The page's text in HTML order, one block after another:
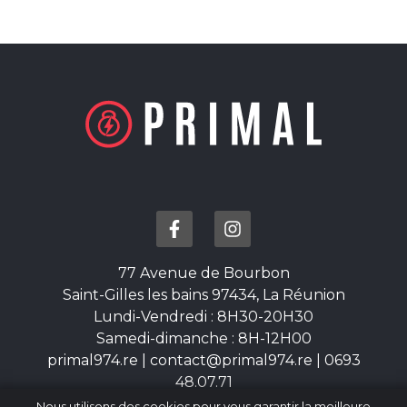
77 Avenue de Bourbon
Saint-Gilles les bains 97434, La Réunion
Lundi-Vendredi : 8H30-20H30
Samedi-dimanche : 8H-12H00
primal974.re
contact@primal974.re
0693
48.07.71